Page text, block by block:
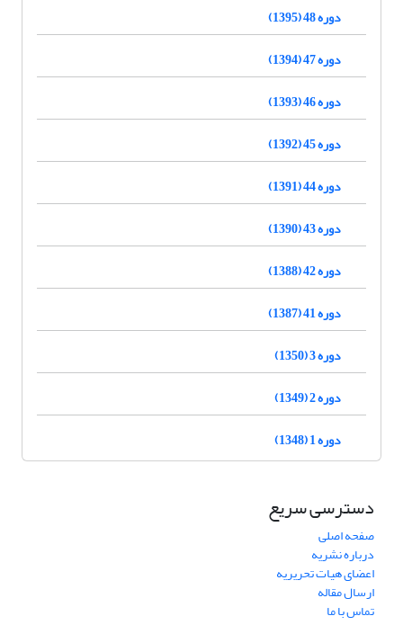
دوره 48 (1395)
دوره 47 (1394)
دوره 46 (1393)
دوره 45 (1392)
دوره 44 (1391)
دوره 43 (1390)
دوره 42 (1388)
دوره 41 (1387)
دوره 3 (1350)
دوره 2 (1349)
دوره 1 (1348)
دسترسی سریع
صفحه اصلی
درباره نشریه
اعضای هیات تحریریه
ارسال مقاله
تماس با ما